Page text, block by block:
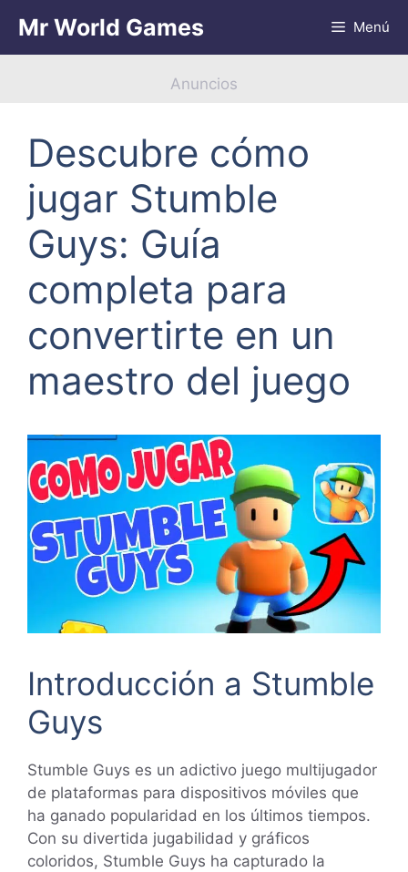
contenido
Mr World Games Menú
Anuncios
Descubre cómo
jugar Stumble
Guys: Guía
completa para
convertirte en un
maestro del juego
Introducción a Stumble
Guys
Stumble Guys es un adictivo juego multijugador
de plataformas para dispositivos móviles que
ha ganado popularidad en los últimos tiempos.
Con su divertida jugabilidad y gráficos
coloridos, Stumble Guys ha capturado la